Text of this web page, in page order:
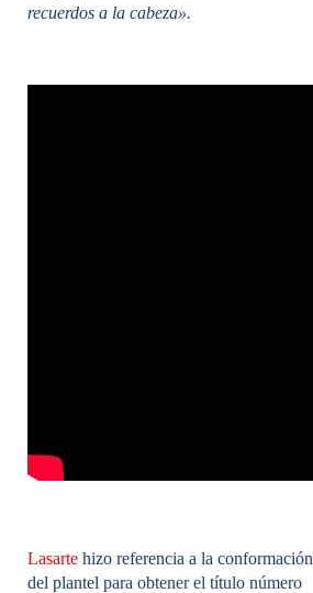
recuerdos a la cabeza».
Lasarte hizo referencia a la conformación
del plantel para obtener el título número